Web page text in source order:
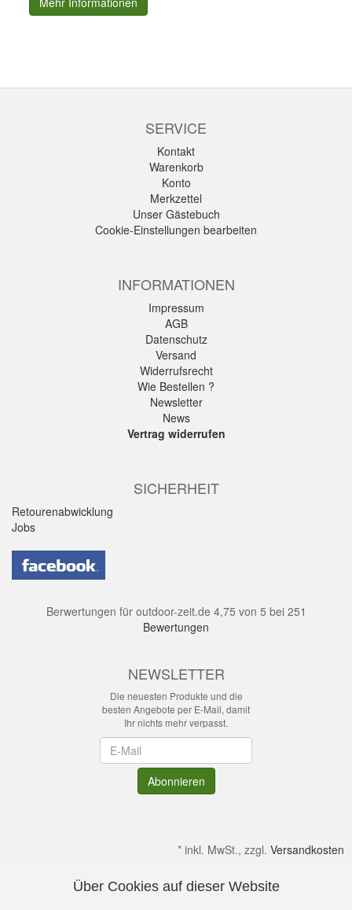
SERVICE
Kontakt
Warenkorb
Konto
Merkzettel
Unser Gästebuch
Cookie-Einstellungen bearbeiten
INFORMATIONEN
Impressum
AGB
Datenschutz
Versand
Widerrufsrecht
Wie Bestellen ?
Newsletter
News
Vertrag widerrufen
SICHERHEIT
Retourenabwicklung
Jobs
Berwertungen für outdoor-zeit.de 4,75 von 5 bei 251
Bewertungen
NEWSLETTER
Die neuesten Produkte und die
besten Angebote per E-Mail, damit
Ihr nichts mehr verpasst.
Abonnieren
* inkl. MwSt., zzgl. Versandkosten
Über Cookies auf dieser Website